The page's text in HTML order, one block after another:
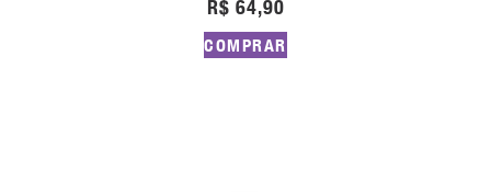
R$ 64,90
COMPRAR